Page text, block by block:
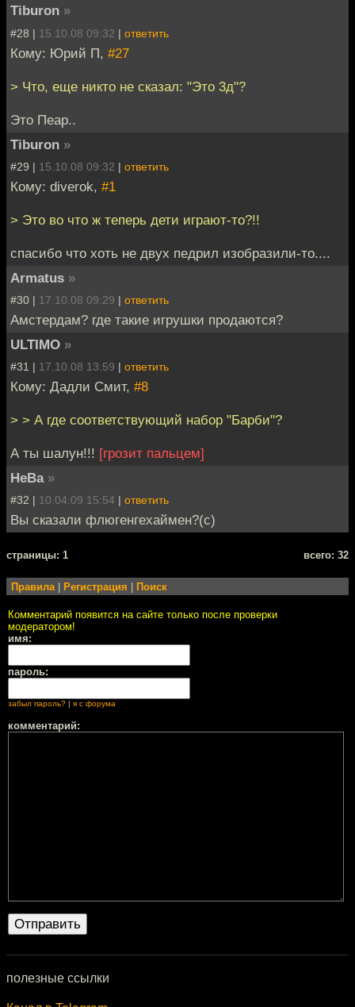
Tiburon »
#28 | 15.10.08 09:32 | ответить
Кому: Юрий П, #27
> Что, еще никто не сказал: "Это 3д"?
Это Пеар..
Tiburon »
#29 | 15.10.08 09:32 | ответить
Кому: diverok, #1
> Это во что ж теперь дети играют-то?!!
спасибо что хоть не двух педрил изобразили-то....
Armatus »
#30 | 17.10.08 09:29 | ответить
Амстердам? где такие игрушки продаются?
ULTIMO »
#31 | 17.10.08 13:59 | ответить
Кому: Дадли Смит, #8
> > А где соответствующий набор "Барби"?
А ты шалун!!! [грозит пальцем]
HeBa »
#32 | 10.04.09 15:54 | ответить
Вы сказали флюгенгехаймен?(c)
cтраницы: 1 всего: 32
Правила Регистрация Поиск
Комментарий появится на сайте только после проверки
модератором!
имя:
пароль:
забыл пароль? | я с форума
комментарий:
полезные ссылки